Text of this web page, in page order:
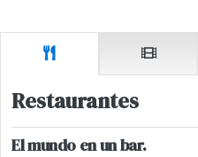
Restaurantes
El mundo en un bar.